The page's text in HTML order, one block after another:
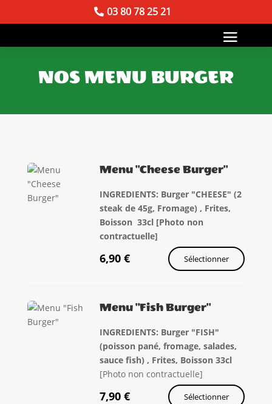
03 80 78 25 21
NOS MENU BURGER
Menu "Cheese Burger"
INGREDIENTS: Burger "CHEESE" (2
steak de 45g, Fromage) , Frites,
Boisson 33cl [Photo non
contractuelle]
6,90 € Sélectionner
Menu "Fish Burger"
INGREDIENTS: Burger "FISH"
(poisson pané, fromage, salades,
sauce fish) , Frites, Boisson 33cl
[Photo non contractuelle]
7,90 € Sélectionner